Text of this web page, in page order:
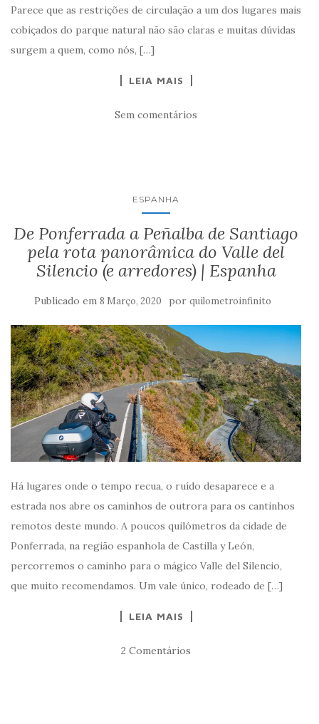
Parece que as restrições de circulação a um dos lugares mais
cobiçados do parque natural não são claras e muitas dúvidas
surgem a quem, como nós, […]
LEIA MAIS
Sem comentários
ESPANHA
De Ponferrada a Peñalba de Santiago
pela rota panorâmica do Valle del
Silencio (e arredores) | Espanha
Publicado em 8 Março, 2020 por quilometroinfinito
Há lugares onde o tempo recua, o ruído desaparece e a
estrada nos abre os caminhos de outrora para os cantinhos
remotos deste mundo. A poucos quilómetros da cidade de
Ponferrada, na região espanhola de Castilla y León,
percorremos o caminho para o mágico Valle del Silencio,
que muito recomendamos. Um vale único, rodeado de […]
LEIA MAIS
2 Comentários